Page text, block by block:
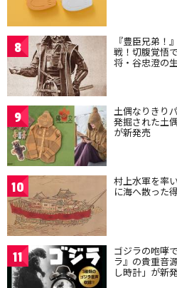
8 『豊臣兄弟！
戦！切腹覚悟
将・谷忠澄の
9 土偶なりきり
発掘された土
が新発売
10 村上水軍を率
に海へ散った
11 ゴジラの咆哮
ラ』の貴重音
し時計」が新